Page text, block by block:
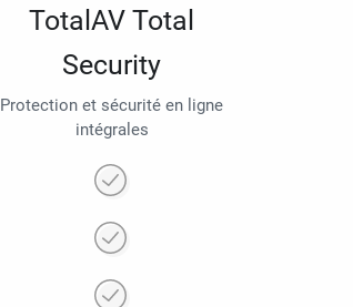
TotalAV Total
Security
Protection et sécurité en ligne
intégrales